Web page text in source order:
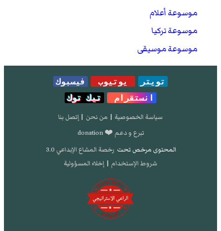
موسوعة أعلام
موسوعة تركيا
موسوعة موسيقى
تويتر يوتيوب
فيسبوك
انستقرام
تيك توك
سياسة الخصوصية | من نحن | إتصل بنا
تبرع و دعم ❤️ donation
المحتوى مرخص تحت رخصة المشاع الإبداعي 3.0
شروط الإستخدام | إخلاء المسؤولية